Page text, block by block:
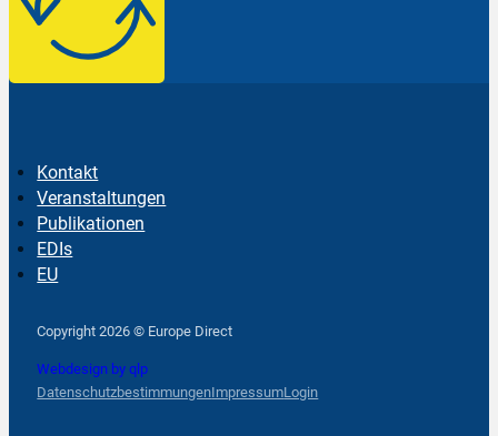
Kontakt
Veranstaltungen
Publikationen
EDIs
EU
Copyright 2026 © Europe Direct
Webdesign by qlp
DatenschutzbestimmungenImpressumLogin